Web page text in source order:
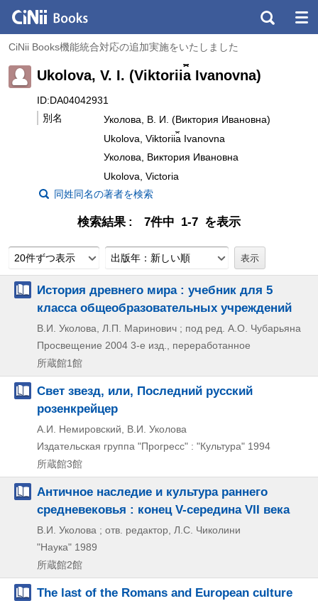
CiNii Books機能統合対応の追加実施をいたしました
Ukolova, V. I. (Viktorii︠a︡ Ivanovna)
ID:DA04042931
別名
Уколова, В. И. (Виктория Ивановна)
Ukolova, Viktorii︠a︡ Ivanovna
Уколова, Виктория Ивановна
Ukolova, Victoria
同姓同名の著者を検索
検索結果 7件中 1-7 を表示
20件ずつ表示 出版年：新しい順
История древнего мира : учебник для 5
класса общеобразовательных учреждений
В.И. Уколова, Л.П. Маринович ; под ред. А.О. Чубарьяна
Просвещение 2004 3-е изд., переработанное
所蔵館1館
Свет звезд, или, Последний русский
розенкрейцер
А.И. Немировский, В.И. Уколова
Издательская группа "Прогресс" : "Культура" 1994
所蔵館3館
Античное наследие и культура раннего
средневековья : конец V-середина VII века
В.И. Уколова ; отв. редактор, Л.С. Чиколини
"Наука" 1989
所蔵館2館
The last of the Romans and European culture